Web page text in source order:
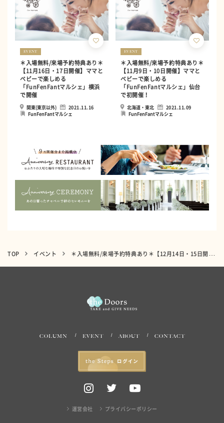
EVENT
＊入場無料/来場予約特典あり＊
【11月16日・17日開催】ママと
ベビーで楽しめる
「FunFenFantマルシェ」横浜
で開催
関東(東京以外)
2021.11.16
FunFenFantマルシェ
EVENT
＊入場無料/来場予約特典あり＊
【11月9日・10日開催】ママと
ベビーで楽しめる
「FunFenFantマルシェ」仙台
で初開催！
北海道・東北
2021.11.09
FunFenFantマルシェ
TOP イベント ＊入場無料/来場予約特典あり＊【12月14日・15日開催】ママとベビーで楽しめる「FunFenFantマルシェ」茅ヶ崎で開催
COLUMN EVENT ABOUT CONTACT
運営会社 プライバシーポリシー